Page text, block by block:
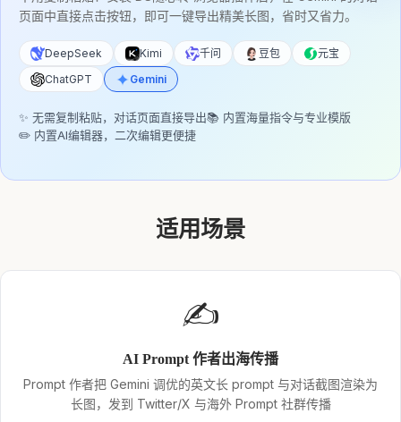
页面中直接点击按钮，即可一键导出精美长图，省时又省力。
DeepSeek Kimi 千问 豆包
元宝
ChatGPT
Gemini
✨ 无需复制粘贴，对话页面直接导出📚 内置海量指令与专业模版
✏️ 内置AI编辑器，二次编辑更便捷
适用场景
✍️
AI Prompt 作者出海传播
Prompt 作者把 Gemini 调优的英文长 prompt 与对话截图渲染为
长图，发到 Twitter/X 与海外 Prompt 社群传播